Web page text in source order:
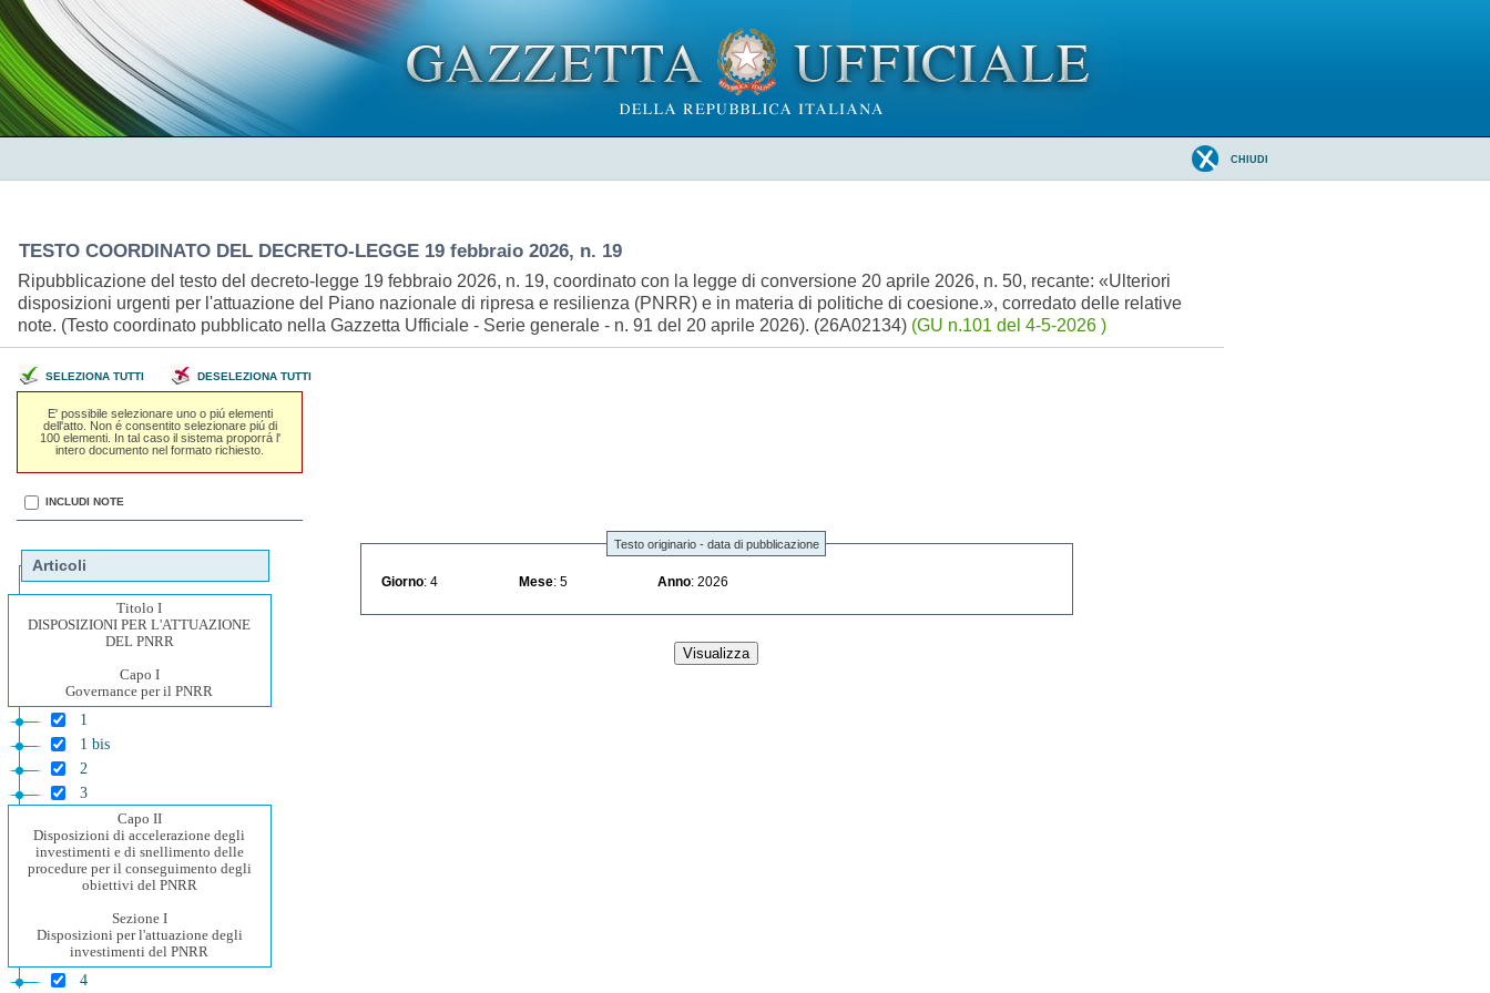
CHIUDI
TESTO COORDINATO DEL DECRETO-LEGGE 19 febbraio 2026, n. 19
Ripubblicazione del testo del decreto-legge 19 febbraio 2026, n. 19, coordinato con la legge di conversione 20 aprile 2026, n. 50, recante: «Ulteriori
disposizioni urgenti per l'attuazione del Piano nazionale di ripresa e resilienza (PNRR) e in materia di politiche di coesione.», corredato delle relative
note. (Testo coordinato pubblicato nella Gazzetta Ufficiale - Serie generale - n. 91 del 20 aprile 2026). (26A02134) (GU n.101 del 4-5-2026 )
SELEZIONA TUTTI DESELEZIONA TUTTI
E' possibile selezionare uno o piú elementi
dell'atto. Non é consentito selezionare piú di
100 elementi. In tal caso il sistema proporrá l'
intero documento nel formato richiesto.
INCLUDI NOTE
Articoli
Titolo I
DISPOSIZIONI PER L'ATTUAZIONE
DEL PNRR
Capo I
Governance per il PNRR
1
1 bis
2
3
Capo II
Disposizioni di accelerazione degli
investimenti e di snellimento delle
procedure per il conseguimento degli
obiettivi del PNRR
Sezione I
Disposizioni per l'attuazione degli
investimenti del PNRR
4
Testo originario - data di pubblicazione
Giorno : 4 Mese : 5 Anno : 2026